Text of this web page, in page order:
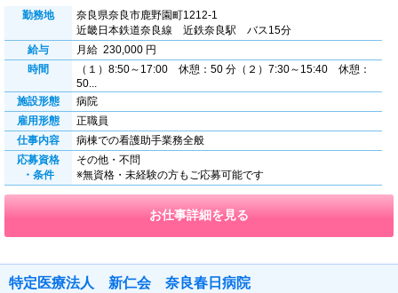
勤務地
奈良県奈良市鹿野園町1212-1
近畿日本鉄道奈良線 近鉄奈良駅 バス15分
給与
月給 230,000 円
時間
（１）8:50～17:00 休憩：50 分（２）7:30～15:40 休憩：
50...
施設形態
病院
雇用形態
正職員
仕事内容
病棟での看護助手業務全般
応募資格
・条件
その他・不問
※無資格・未経験の方もご応募可能です
お仕事詳細を見る
特定医療法人 新仁会 奈良春日病院